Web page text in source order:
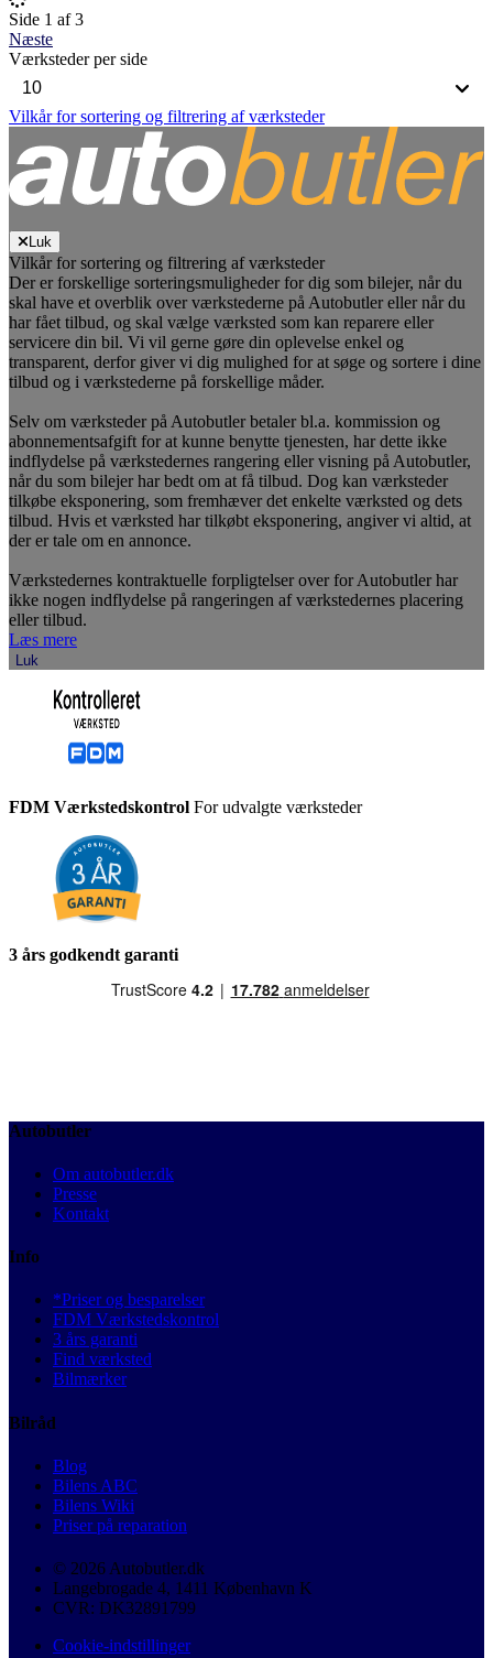
Side 1 af 3
Næste
Værksteder per side
Vilkår for sortering og filtrering af værksteder
Luk
Vilkår for sortering og filtrering af værksteder
Der er forskellige sorteringsmuligheder for dig som bilejer, når du
skal have et overblik over værkstederne på Autobutler eller når du
har fået tilbud, og skal vælge værksted som kan reparere eller
servicere din bil. Vi vil gerne gøre din oplevelse enkel og
transparent, derfor giver vi dig mulighed for at søge og sortere i dine
tilbud og i værkstederne på forskellige måder.
Selv om værksteder på Autobutler betaler bl.a. kommission og
abonnementsafgift for at kunne benytte tjenesten, har dette ikke
indflydelse på værkstedernes rangering eller visning på Autobutler,
når du som bilejer har bedt om at få tilbud. Dog kan værksteder
tilkøbe eksponering, som fremhæver det enkelte værksted og dets
tilbud. Hvis et værksted har tilkøbt eksponering, angiver vi altid, at
der er tale om en annonce.
Værkstedernes kontraktuelle forpligtelser over for Autobutler har
ikke nogen indflydelse på rangeringen af værkstedernes placering
eller tilbud.
Læs mere
Luk
FDM Værkstedskontrol For udvalgte værksteder
3 års godkendt garanti
Autobutler
Om autobutler.dk
Presse
Kontakt
Info
*Priser og besparelser
FDM Værkstedskontrol
3 års garanti
Find værksted
Bilmærker
Bilråd
Blog
Bilens ABC
Bilens Wiki
Priser på reparation
© 2026 Autobutler.dk
Langebrogade 4, 1411 København K
CVR: DK32891799
Cookie-indstillinger